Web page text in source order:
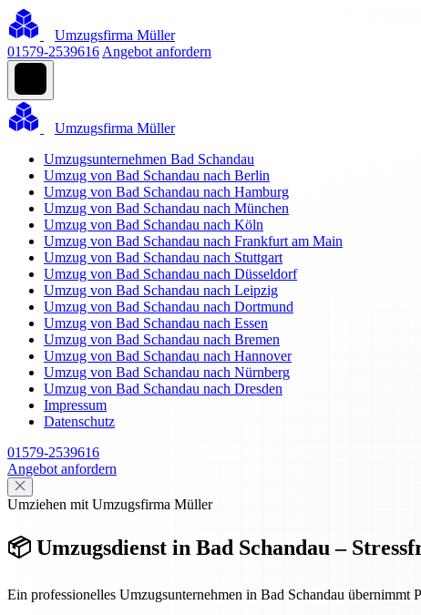
Umzugsfirma Müller
01579-2539616 Angebot anfordern
Umzugsfirma Müller
Umzugsunternehmen Bad Schandau
Umzug von Bad Schandau nach Berlin
Umzug von Bad Schandau nach Hamburg
Umzug von Bad Schandau nach München
Umzug von Bad Schandau nach Köln
Umzug von Bad Schandau nach Frankfurt am Main
Umzug von Bad Schandau nach Stuttgart
Umzug von Bad Schandau nach Düsseldorf
Umzug von Bad Schandau nach Leipzig
Umzug von Bad Schandau nach Dortmund
Umzug von Bad Schandau nach Essen
Umzug von Bad Schandau nach Bremen
Umzug von Bad Schandau nach Hannover
Umzug von Bad Schandau nach Nürnberg
Umzug von Bad Schandau nach Dresden
Impressum
Datenschutz
01579-2539616
Angebot anfordern
Umziehen mit Umzugsfirma Müller
📦 Umzugsdienst in Bad Schandau –
Ein professionelles Umzugsunternehmen in Bad Schandau